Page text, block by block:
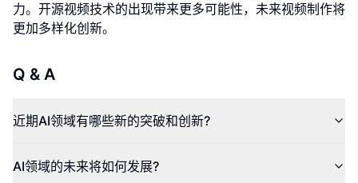
力。开源视频技术的出现带来更多可能性，未来视频制作将
更加多样化创新。
Q & A
近期AI领域有哪些新的突破和创新?
AI领域的未来将如何发展?